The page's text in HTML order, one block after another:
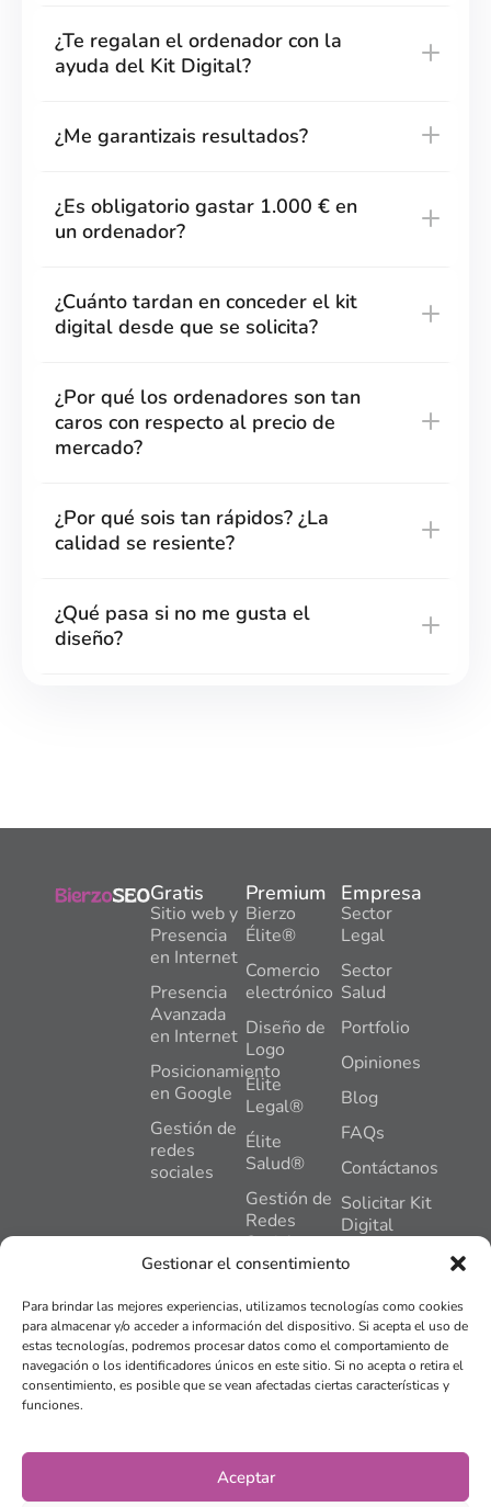
Gestionar el consentimiento
Para brindar las mejores experiencias, utilizamos tecnologías como cookies
para almacenar y/o acceder a información del dispositivo. Si acepta el uso de
estas tecnologías, podremos procesar datos como el comportamiento de
navegación o los identificadores únicos en este sitio. Si no acepta o retira el
consentimiento, es posible que se vean afectadas ciertas características y
funciones.
Aceptar
¿Te regalan el ordenador con la
ayuda del Kit Digital?
¿Me garantizais resultados?
¿Es obligatorio gastar 1.000 € en
un ordenador?
¿Cuánto tardan en conceder el kit
digital desde que se solicita?
¿Por qué los ordenadores son tan
caros con respecto al precio de
mercado?
¿Por qué sois tan rápidos? ¿La
calidad se resiente?
¿Qué pasa si no me gusta el
diseño?
Gratis
Sitio web y
Presencia
en Internet
Presencia
Avanzada
en Internet
Posicionamiento
en Google
Gestión de
redes
sociales
Premium
Bierzo
Élite®
Comercio
electrónico
Diseño de
Logo
Élite
Legal®
Élite
Salud®
Gestión de
Redes
Sociales
Hosting +
Mantenimiento
Web
Plan
Impulso®
Empresa
Sector
Legal
Sector
Salud
Portfolio
Opiniones
Blog
FAQs
Contáctanos
Solicitar Kit
Digital
Pl,1,
Oficina 2,
24402,
Ponferrada,
© 2015 -2026BIERZO
SEO Y MARKETING SLU.
Todos los derechos